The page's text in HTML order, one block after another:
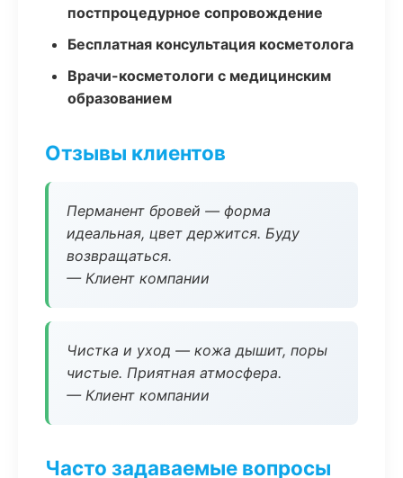
постпроцедурное сопровождение
Бесплатная консультация косметолога
Врачи-косметологи с медицинским
образованием
Отзывы клиентов
Перманент бровей — форма
идеальная, цвет держится. Буду
возвращаться.
— Клиент компании
Чистка и уход — кожа дышит, поры
чистые. Приятная атмосфера.
— Клиент компании
Часто задаваемые вопросы